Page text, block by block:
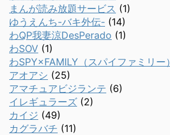
まんが読み放題サービス (1)
ゆうえんち-バキ外伝- (14)
わQP我妻涼DesPerado (1)
わSOV (1)
わSPY×FAMILY（スパイファミリー）
アオアシ (25)
アマチュアビジランテ (6)
イレギュラーズ (2)
カイジ (49)
カグラバチ (11)